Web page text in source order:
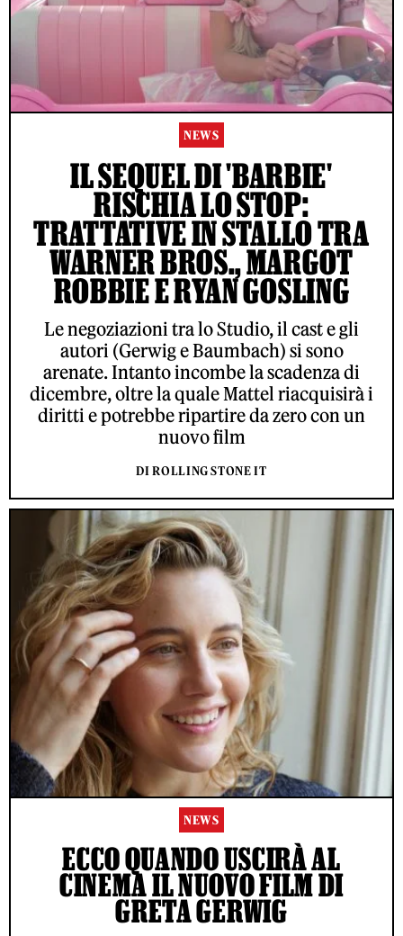
NEWS
IL SEQUEL DI 'BARBIE'
RISCHIA LO STOP:
TRATTATIVE IN STALLO TRA
WARNER BROS., MARGOT
ROBBIE E RYAN GOSLING
Le negoziazioni tra lo Studio, il cast e gli
autori (Gerwig e Baumbach) si sono
arenate. Intanto incombe la scadenza di
dicembre, oltre la quale Mattel riacquisirà i
diritti e potrebbe ripartire da zero con un
nuovo film
DI ROLLING STONE IT
NEWS
ECCO QUANDO USCIRÀ AL
CINEMA IL NUOVO FILM DI
GRETA GERWIG